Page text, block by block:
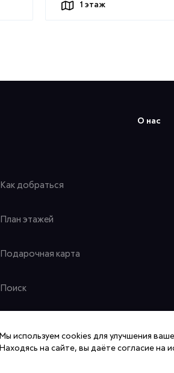
1 этаж
О нас
Как добраться
План этажей
Подарочная карта
Поиск
Мы используем cookies для улучшения
Находясь на сайте, вы даёте согласие на